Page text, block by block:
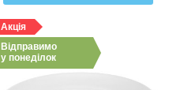
Акція
Відправимо
у понеділок